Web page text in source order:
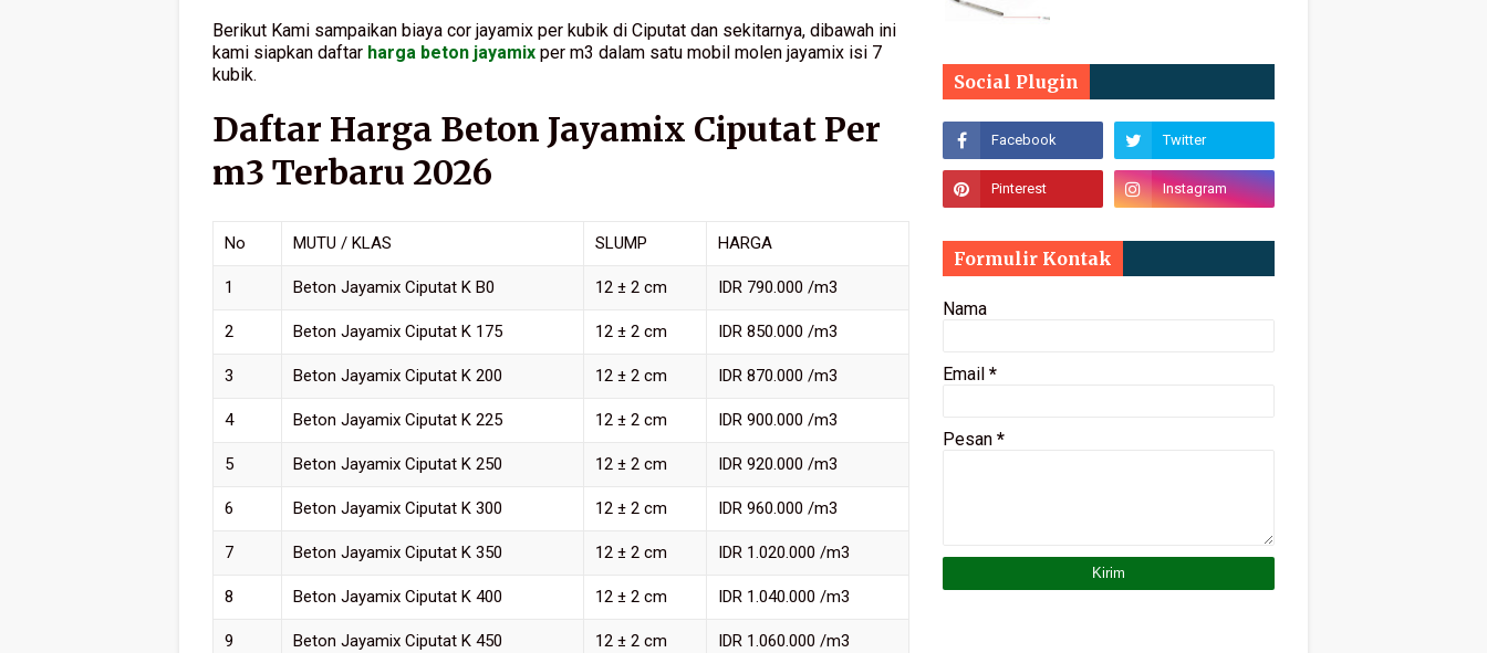
Berikut Kami sampaikan biaya cor jayamix per kubik di Ciputat dan sekitarnya, dibawah ini
kami siapkan daftar harga beton jayamix per m3 dalam satu mobil molen jayamix isi 7
kubik.
Daftar Harga Beton Jayamix Ciputat Per
m3 Terbaru 2026
No MUTU / KLAS SLUMP HARGA
1 Beton Jayamix Ciputat K B0 12 ± 2 cm IDR 790.000 /m3
2 Beton Jayamix Ciputat K 175 12 ± 2 cm IDR 850.000 /m3
3 Beton Jayamix Ciputat K 200 12 ± 2 cm IDR 870.000 /m3
4 Beton Jayamix Ciputat K 225 12 ± 2 cm IDR 900.000 /m3
5 Beton Jayamix Ciputat K 250 12 ± 2 cm IDR 920.000 /m3
6 Beton Jayamix Ciputat K 300 12 ± 2 cm IDR 960.000 /m3
7 Beton Jayamix Ciputat K 350 12 ± 2 cm IDR 1.020.000 /m3
8 Beton Jayamix Ciputat K 400 12 ± 2 cm IDR 1.040.000 /m3
9 Beton Jayamix Ciputat K 450 12 ± 2 cm IDR 1.060.000 /m3
Social Plugin
Formulir Kontak
Nama
Email *
Pesan *